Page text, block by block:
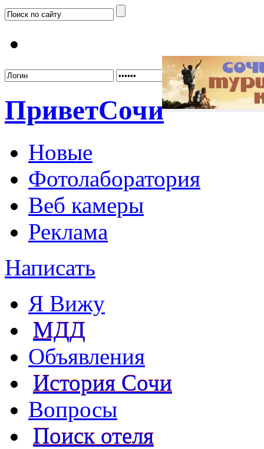
ПриветСочи
Новые
Фотолаборатория
Веб камеры
Реклама
Написать
Я Вижу
МДД
Объявления
История Сочи
Вопросы
Поиск отеля